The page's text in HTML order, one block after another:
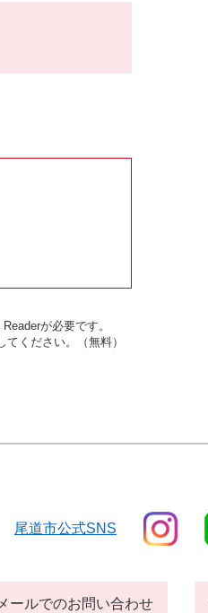
が必要です。
ください。（無料）
尾道市公式SNS
メールでのお問い合わせ